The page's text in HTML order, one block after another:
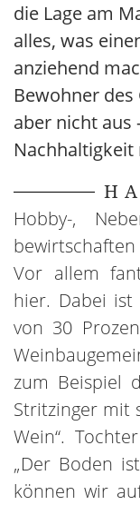
die Lage am
alles, was
anziehend
Bewohner
aber nicht aus
Nachhaltigkeit
Hobby-,
Vor allem
hier. Dabei
von 30
zum Beispiel
Stritzinger mit
Wein“.
„Der Boden
können wir